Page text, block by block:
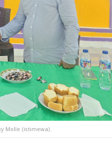
Molle (istimewa).